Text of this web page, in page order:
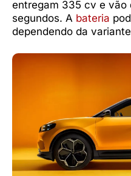
entregam 335 cv e vão
segundos. A bateria
dependendo da